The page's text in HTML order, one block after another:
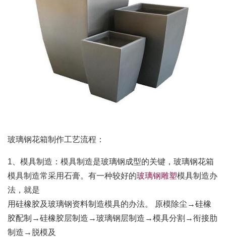
玻璃钢花箱制作工艺流程：
1、模具制造：模具制造是玻璃钢成型的关键，玻璃钢花箱
模具制造常采用石膏。有一种较好的玻璃钢雕塑模具制造办
法，就是
用硅橡胶及玻璃钢资料制造模具的办法。 原模除尘→硅橡
胶配制→硅橡胶层制造→玻璃钢层制造→模具分割→衔接肋
制造→脱模及